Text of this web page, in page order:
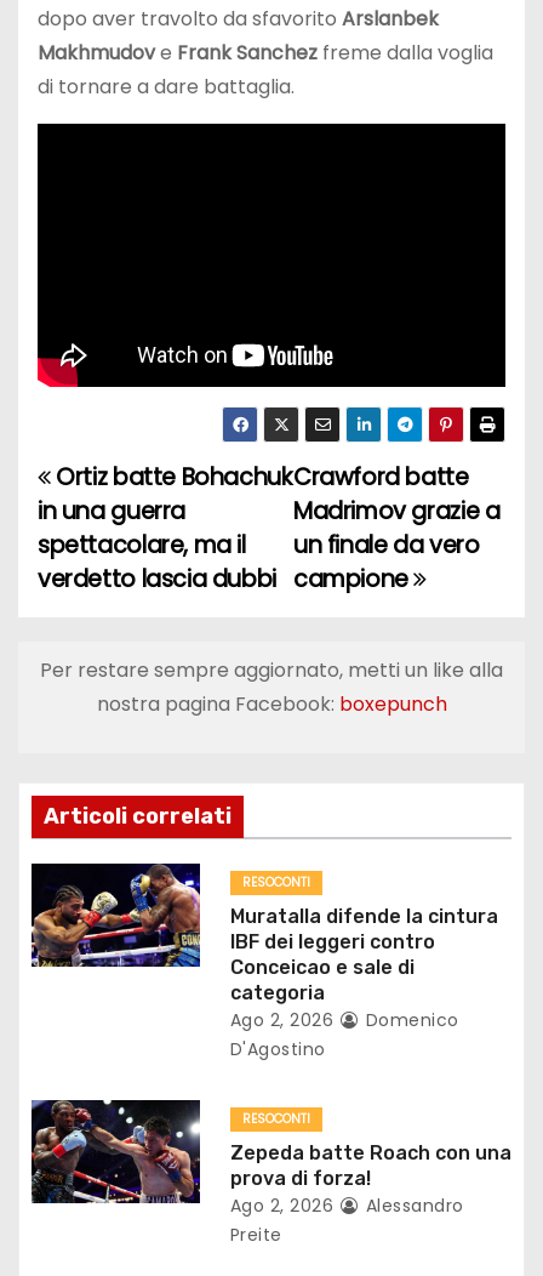
dopo aver travolto da sfavorito Arslanbek
Makhmudove Frank Sanchez freme dalla voglia
di tornare a dare battaglia.
N
a
v
g
z
i
o
n
r
t
i
Crawford batte
Madrimov grazie a
un finale da vero
campione
Ortiz batte Bohachuk
in una guerra
spettacolare, ma il
verdetto lascia dubbi
Per restare sempre aggiornato, metti un like alla
nostra pagina Facebook: boxepunch
Articoli correlati
RESOCONTI
Muratalla difende la cintura
IBF dei leggeri contro
Conceicao e sale di
categoria
Ago 2, 2026
Domenico
D'Agostino
RESOCONTI
Zepeda batte Roach con una
prova di forza!
Ago 2, 2026
Alessandro
Preite